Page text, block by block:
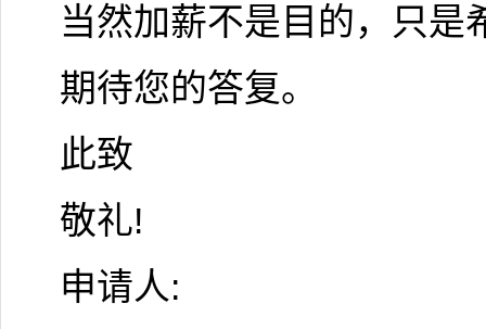
当然加薪不是目的，只是
期待您的答复。
此致
敬礼!
申请人: